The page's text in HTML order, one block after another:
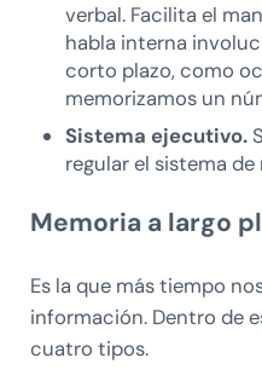
verbal. Facilita el
habla interna
corto plazo, como
memorizamos un
Sistema ejecutivo.
regular el sistema
Memoria a largo
Es la que más tiempo
información. Dentro de
cuatro tipos.